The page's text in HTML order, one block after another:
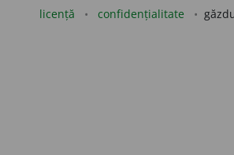
licență confidențialitate